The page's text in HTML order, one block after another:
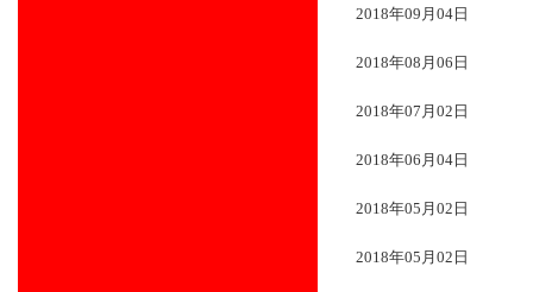
2018年09月04日
2018年08月06日
2018年07月02日
2018年06月04日
2018年05月02日
2018年05月02日